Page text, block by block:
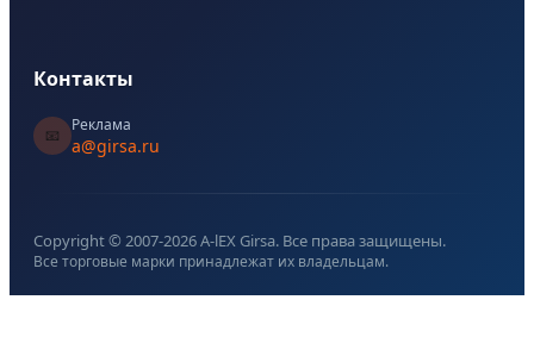
Контакты
📧
Реклама
a@girsa.ru
Copyright © 2007-2026A-lEX Girsa. Все права защищены.
Все торговые марки принадлежат их владельцам.